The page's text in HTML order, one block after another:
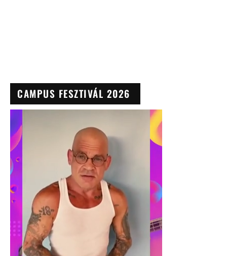
CAMPUS FESZTIVÁL 2026